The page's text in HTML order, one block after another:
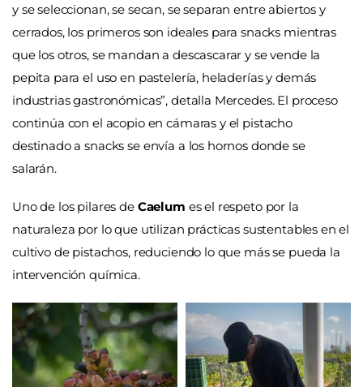
y se seleccionan, se secan, se separan entre abiertos y
cerrados, los primeros son ideales para snacks mientras
que los otros, se mandan a descascarar y se vende la
pepita para el uso en pastelería, heladerías y demás
industrias gastronómicas”, detalla Mercedes. El proceso
continúa con el acopio en cámaras y el pistacho
destinado a snacks se envía a los hornos donde se
salarán.
Uno de los pilares de Caelum es el respeto por la
naturaleza por lo que utilizan prácticas sustentables en el
cultivo de pistachos, reduciendo lo que más se pueda la
intervención química.